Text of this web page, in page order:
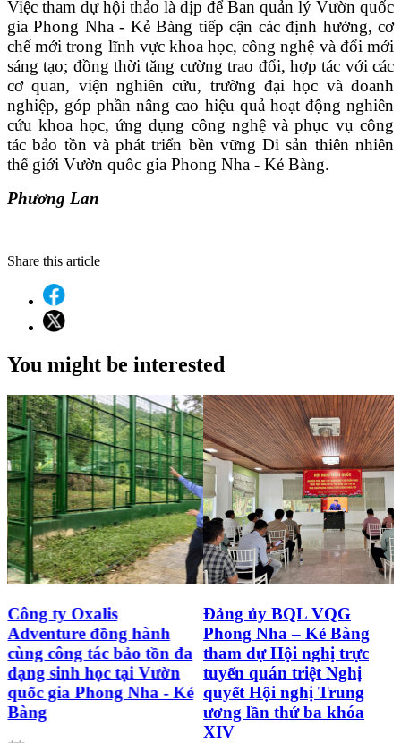
Việc tham dự hội thảo là dịp để Ban quản lý Vườn quốc
gia Phong Nha - Kẻ Bàng tiếp cận các định hướng, cơ
chế mới trong lĩnh vực khoa học, công nghệ và đổi mới
sáng tạo; đồng thời tăng cường trao đổi, hợp tác với các
cơ quan, viện nghiên cứu, trường đại học và doanh
nghiệp, góp phần nâng cao hiệu quả hoạt động nghiên
cứu khoa học, ứng dụng công nghệ và phục vụ công
tác bảo tồn và phát triển bền vững Di sản thiên nhiên
thế giới Vườn quốc gia Phong Nha - Kẻ Bàng.
Phương Lan
Share this article
You might be interested
Đảng ủy BQL VQG
Phong Nha – Kẻ Bàng
tham dự Hội nghị trực
tuyến quán triệt Nghị
quyết Hội nghị Trung
ương lần thứ ba khóa
Ấm áp chương trình
“Bữa cơm Công đoàn”
tại Công đoàn cơ sở
thành viên Văn phòng
Ban Quản lý Vườn quốc
gia Phong Nha – Kẻ
Bàng